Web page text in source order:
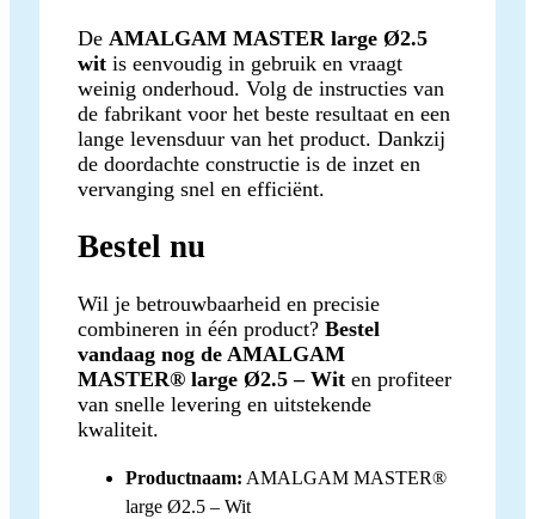
De AMALGAM MASTER large Ø2.5
wit is eenvoudig in gebruik en vraagt
weinig onderhoud. Volg de instructies van
de fabrikant voor het beste resultaat en een
lange levensduur van het product. Dankzij
de doordachte constructie is de inzet en
vervanging snel en efficiënt.
Bestel nu
Wil je betrouwbaarheid en precisie
combineren in één product? Bestel
vandaag nog de AMALGAM
MASTER® large Ø2.5 – Wit en profiteer
van snelle levering en uitstekende
kwaliteit.
Productnaam: AMALGAM MASTER®
large Ø2.5 – Wit